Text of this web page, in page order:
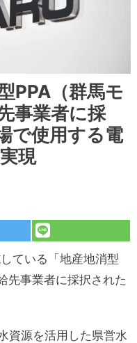
PPA（群馬モ
事業者に採
で使用する電
現
ている「地産地消型
先事業者に採択された
資源を活用した県営水